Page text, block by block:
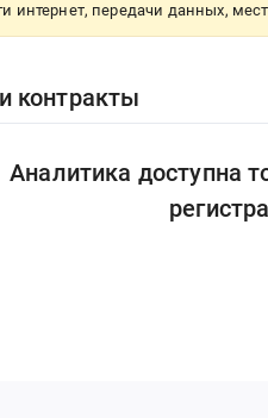
интернет, передачи данных,
контракты
Аналитика доступна